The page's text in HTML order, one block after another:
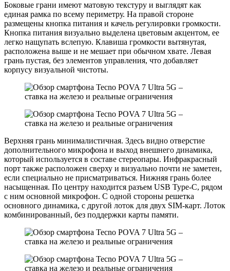
Боковые грани имеют матовую текстуру и выглядят как
единая рамка по всему периметру. На правой стороне
размещены кнопка питания и качель регулировки громкости.
Кнопка питания визуально выделена цветовым акцентом, ее
легко нащупать вслепую. Клавиша громкости вытянутая,
расположена выше и не мешает при обычном хвате. Левая
грань пустая, без элементов управления, что добавляет
корпусу визуальной чистоты.
Верхняя грань минималистичная. Здесь видно отверстие
дополнительного микрофона и выход внешнего динамика,
который используется в составе стереопары. Инфракрасный
порт также расположен сверху и визуально почти не заметен,
если специально не присматриваться. Нижняя грань более
насыщенная. По центру находится разъем USB Type-C, рядом
с ним основной микрофон. С одной стороны решетка
основного динамика, с другой лоток для двух SIM-карт. Лоток
комбинированный, без поддержки карты памяти.